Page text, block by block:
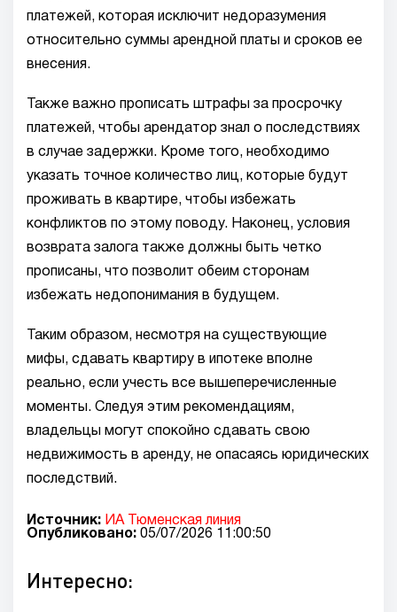
платежей, которая исключит недоразумения
относительно суммы арендной платы и сроков ее
внесения.
Также важно прописать штрафы за просрочку
платежей, чтобы арендатор знал о последствиях
в случае задержки. Кроме того, необходимо
указать точное количество лиц, которые будут
проживать в квартире, чтобы избежать
конфликтов по этому поводу. Наконец, условия
возврата залога также должны быть четко
прописаны, что позволит обеим сторонам
избежать недопонимания в будущем.
Таким образом, несмотря на существующие
мифы, сдавать квартиру в ипотеке вполне
реально, если учесть все вышеперечисленные
моменты. Следуя этим рекомендациям,
владельцы могут спокойно сдавать свою
недвижимость в аренду, не опасаясь юридических
последствий.
Источник: ИА Тюменская линия
Опубликовано: 05/07/2026 11:00:50
Интересно: